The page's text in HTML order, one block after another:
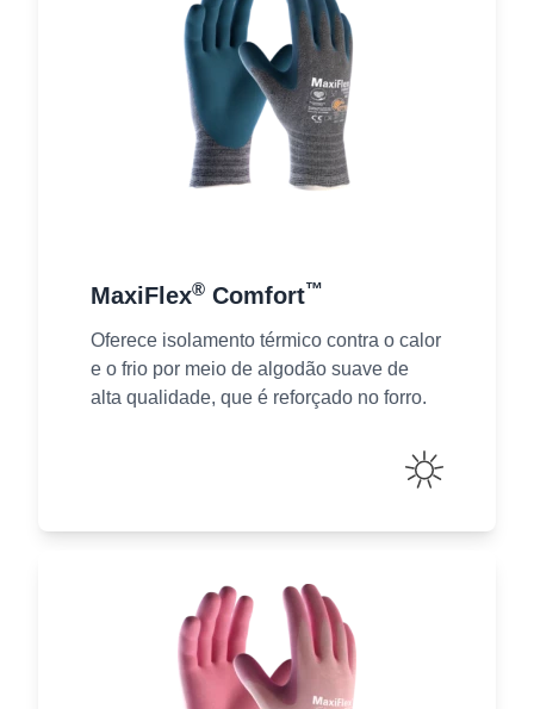
MaxiFlex® Comfort™
Oferece isolamento térmico contra o calor
e o frio por meio de algodão suave de
alta qualidade, que é reforçado no forro.